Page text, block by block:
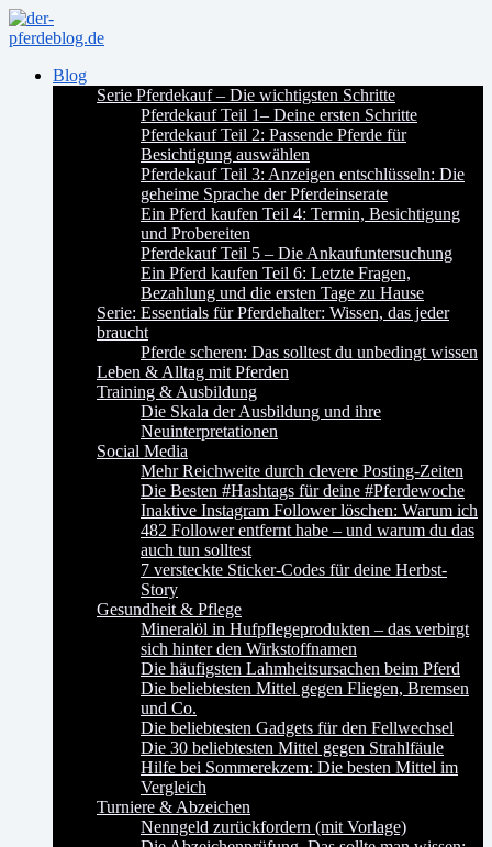
Blog
Serie Pferdekauf – Die wichtigsten Schritte
Pferdekauf Teil 1– Deine ersten Schritte
Pferdekauf Teil 2: Passende Pferde für
Besichtigung auswählen
Pferdekauf Teil 3: Anzeigen entschlüsseln: Die
geheime Sprache der Pferdeinserate
Ein Pferd kaufen Teil 4: Termin, Besichtigung
und Probereiten
Pferdekauf Teil 5 – Die Ankaufuntersuchung
Ein Pferd kaufen Teil 6: Letzte Fragen,
Bezahlung und die ersten Tage zu Hause
Serie: Essentials für Pferdehalter: Wissen, das jeder
braucht
Pferde scheren: Das solltest du unbedingt wissen
Leben & Alltag mit Pferden
Training & Ausbildung
Die Skala der Ausbildung und ihre
Neuinterpretationen
Social Media
Mehr Reichweite durch clevere Posting-Zeiten
Die Besten #Hashtags für deine #Pferdewoche
Inaktive Instagram Follower löschen: Warum ich
482 Follower entfernt habe – und warum du das
auch tun solltest
7 versteckte Sticker-Codes für deine Herbst-
Story
Gesundheit & Pflege
Mineralöl in Hufpflegeprodukten – das verbirgt
sich hinter den Wirkstoffnamen
Die häufigsten Lahmheitsursachen beim Pferd
Die beliebtesten Mittel gegen Fliegen, Bremsen
und Co.
Die beliebtesten Gadgets für den Fellwechsel
Die 30 beliebtesten Mittel gegen Strahlfäule
Hilfe bei Sommerekzem: Die besten Mittel im
Vergleich
Turniere & Abzeichen
Nenngeld zurückfordern (mit Vorlage)